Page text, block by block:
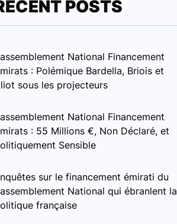
POSTS
National Financement
: Polémique Bardella, Briois et
sous les projecteurs
National Financement
: 55 Millions €, Non Déclaré, et
Sensible
sur le financement émirati du
National qui ébranlent la
française